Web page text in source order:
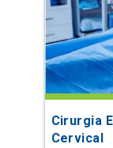
Cirurgia
Cervical